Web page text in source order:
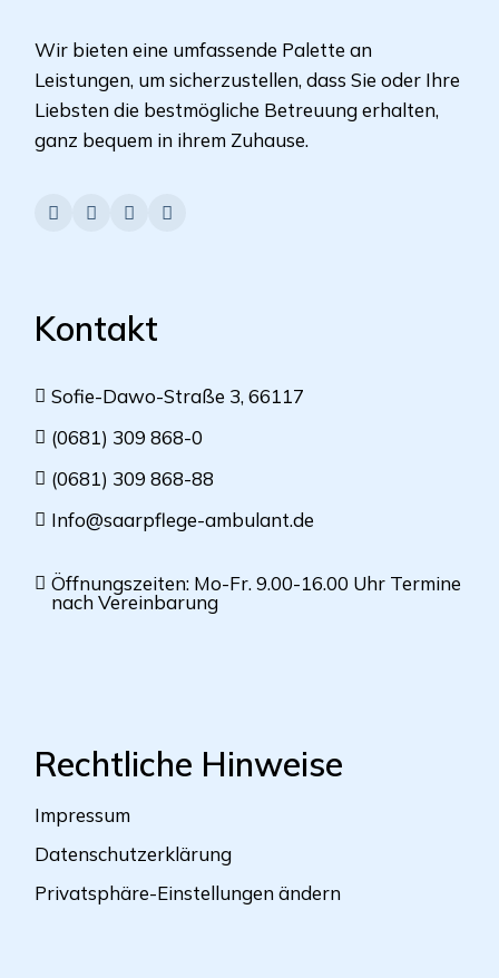
Wir bieten eine umfassende Palette an
Leistungen, um sicherzustellen, dass Sie oder Ihre
Liebsten die bestmögliche Betreuung erhalten,
ganz bequem in ihrem Zuhause.
Kontakt
Sofie-Dawo-Straße 3, 66117
(0681) 309 868-0
(0681) 309 868-88
Info@saarpflege-ambulant.de
Öffnungszeiten: Mo-Fr. 9.00-16.00 Uhr Termine
nach Vereinbarung
Rechtliche Hinweise
Impressum
Datenschutzerklärung
Privatsphäre-Einstellungen ändern